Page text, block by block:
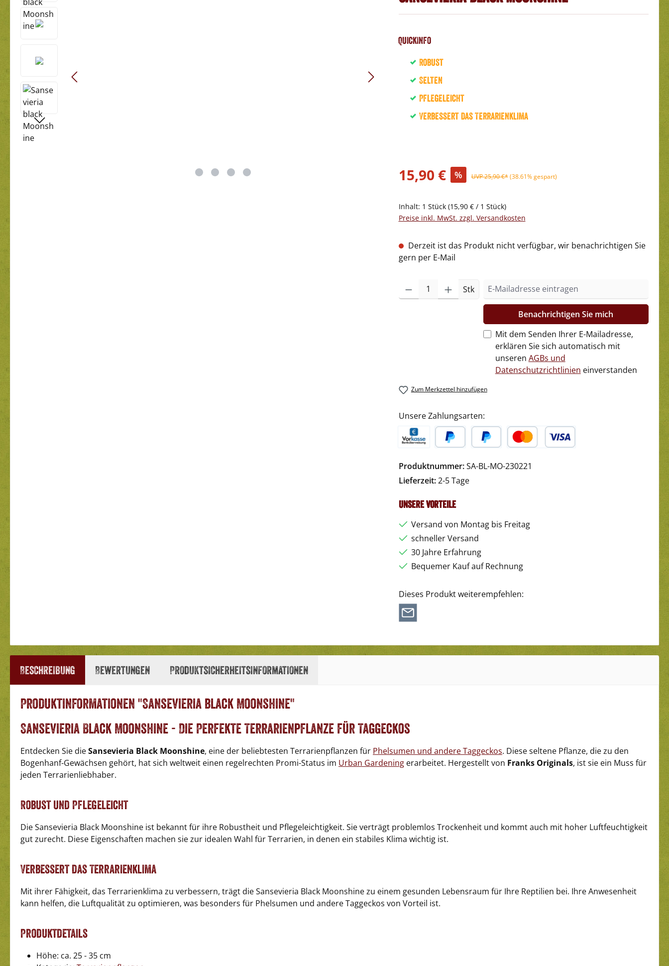
QuickInfo
Robust
Selten
Pflegeleicht
Verbessert das Terrarienklima
15,90 € % UVP 25,90 €* (38.61% gespart)
Inhalt: 1 Stück (15,90 € / 1 Stück)
Preise inkl. MwSt. zzgl. Versandkosten
Derzeit ist das Produkt nicht verfügbar, wir benachrichtigen Sie
gern per E-Mail
Stk
Benachrichtigen Sie mich
Mit dem Senden Ihrer E-Mailadresse,
erklären Sie sich automatisch mit
unseren AGBs und
Datenschutzrichtlinien einverstanden
Zum Merkzettel hinzufügen
Unsere Zahlungsarten:
Produktnummer:SA-BL-MO-230221
Lieferzeit:2-5 Tage
Unsere Vorteile
Versand von Montag bis Freitag
schneller Versand
30 Jahre Erfahrung
Bequemer Kauf auf Rechnung
Dieses Produkt weiterempfehlen:
Beschreibung Bewertungen Produktsicherheitsinformationen
Produktinformationen "Sansevieria black Moonshine"
Sansevieria Black Moonshine - Die Perfekte Terrarienpflanze für Taggeckos
Entdecken Sie dieSansevieria Black Moonshine, eine der beliebtesten Terrarienpflanzen für Phelsumen und andere Taggeckos. Diese seltene Pflanze, die zu den
Bogenhanf-Gewächsen gehört, hat sich weltweit einen regelrechten Promi-Status im Urban Gardening erarbeitet. Hergestellt von Franks Originals, ist sie ein Muss für
jeden Terrarienliebhaber.
Robust und Pflegeleicht
Die Sansevieria Black Moonshine ist bekannt für ihre Robustheit und Pflegeleichtigkeit. Sie verträgt problemlos Trockenheit und kommt auch mit hoher Luftfeuchtigkeit
gut zurecht. Diese Eigenschaften machen sie zur idealen Wahl für Terrarien, in denen ein stabiles Klima wichtig ist.
Verbessert das Terrarienklima
Mit ihrer Fähigkeit, das Terrarienklima zu verbessern, trägt die Sansevieria Black Moonshine zu einem gesunden Lebensraum für Ihre Reptilien bei. Ihre Anwesenheit
kann helfen, die Luftqualität zu optimieren, was besonders für Phelsumen und andere Taggeckos von Vorteil ist.
Produktdetails
Höhe: ca. 25 - 35 cm